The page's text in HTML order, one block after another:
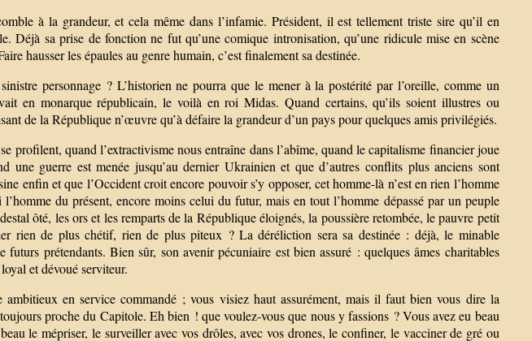
à la grandeur, et cela même dans l’infamie. Président, il est tellement triste sire qu’il en
Déjà sa prise de fonction ne fut qu’une comique intronisation, qu’une ridicule mise en scène
hausser les épaules au genre humain, c’est finalement sa destinée.
personnage ? L’historien ne pourra que le mener à la postérité par l’oreille, comme un
en monarque républicain, le voilà en roi Midas. Quand certains, qu’ils soient illustres ou
de la République n’œuvre qu’à défaire la grandeur d’un pays pour quelques amis privilégiés.
profilent, quand l’extractivisme nous entraîne dans l’abîme, quand le capitalisme financier joue
une guerre est menée jusqu’au dernier Ukrainien et que d’autres conflits plus anciens sont
enfin et que l’Occident croit encore pouvoir s’y opposer, cet homme-là n’est en rien l’homme
du présent, encore moins celui du futur, mais en tout l’homme dépassé par un peuple
ôté, les ors et les remparts de la République éloignés, la poussière retombée, le pauvre petit
rien de plus chétif, rien de plus piteux ? La déréliction sera sa destinée : déjà, le minable
prétendants. Bien sûr, son avenir pécuniaire est bien assuré : quelques âmes charitables
et dévoué serviteur.
ambitieux en service commandé ; vous visiez haut assurément, mais il faut bien vous dire la
proche du Capitole. Eh bien ! que voulez-vous que nous y fassions ? Vous avez eu beau
le mépriser, le surveiller avec vos drôles, avec vos drones, le confiner, le vacciner de gré ou